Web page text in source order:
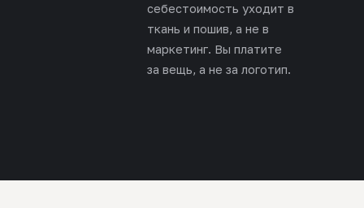
себестоимость уходит в
ткань и пошив, а не в
маркетинг. Вы платите
за вещь, а не за логотип.